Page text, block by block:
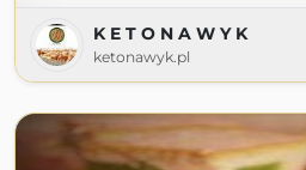
K E T O N A W Y K
ketonawyk.pl